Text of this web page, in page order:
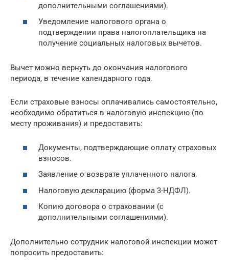
дополнительными соглашениями).
Уведомление налогового органа о
подтверждении права налогоплательщика на
получение социальных налоговых вычетов.
Вычет можно вернуть до окончания налогового
периода, в течение календарного года.
Если страховые взносы оплачивались самостоятельно,
необходимо обратиться в налоговую инспекцию (по
месту проживания) и предоставить:
Документы, подтверждающие оплату страховых
взносов.
Заявление о возврате уплаченного налога.
Налоговую декларацию (форма 3-НДФЛ).
Копию договора о страховании (с
дополнительными соглашениями).
Дополнительно сотрудник налоговой инспекции может
попросить предоставить: